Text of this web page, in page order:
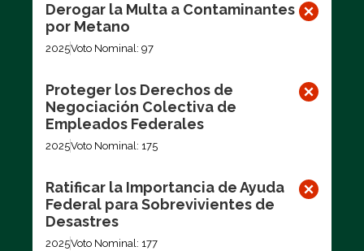
Derogar la Multa a Contaminantes
por Metano
2025Voto Nominal: 97
Proteger los Derechos de
Negociación Colectiva de
Empleados Federales
2025Voto Nominal: 175
Ratificar la Importancia de Ayuda
Federal para Sobrevivientes de
Desastres
2025Voto Nominal: 177